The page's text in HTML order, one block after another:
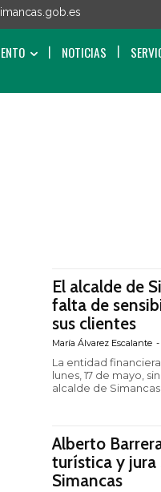
NOTICIAS
El alcalde de
falta de
sus clientes
María Álvarez Escalante -
La entidad
lunes, 17 de mayo,
alcalde de
Alberto
turística y jura
Simancas